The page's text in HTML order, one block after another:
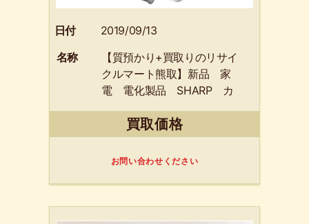
日付
2019/09/13
名称
【質預かり+買取りのリサイ
クルマート熊取】新品 家
電 電化製品 SHARP カ
SS6-W ホワイト系 泉
佐野市のリピーターのお客
様からお買取りさせて頂き
買取価格
お問い合わせください